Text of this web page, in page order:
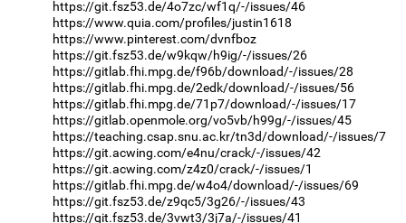
https://git.fsz53.de/4o7zc/wf1q/-/issues/46
https://www.quia.com/profiles/justin1618
https://www.pinterest.com/dvnfboz
https://git.fsz53.de/w9kqw/h9ig/-/issues/26
https://gitlab.fhi.mpg.de/f96b/download/-/issues/28
https://gitlab.fhi.mpg.de/2edk/download/-/issues/56
https://gitlab.fhi.mpg.de/71p7/download/-/issues/17
https://gitlab.openmole.org/vo5vb/h99g/-/issues/45
https://teaching.csap.snu.ac.kr/tn3d/download/-/issues/7
https://git.acwing.com/e4nu/crack/-/issues/42
https://git.acwing.com/z4z0/crack/-/issues/1
https://gitlab.fhi.mpg.de/w4o4/download/-/issues/69
https://git.fsz53.de/z9qc5/3g26/-/issues/43
https://git.fsz53.de/3vwt3/3j7a/-/issues/41